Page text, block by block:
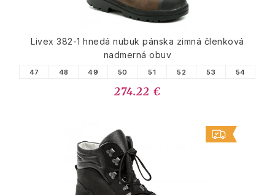
Livex 382-1 hnedá nubuk pánska zimná členková
nadmerná obuv
47 48 49 50 51 52 53 54
274.22 €